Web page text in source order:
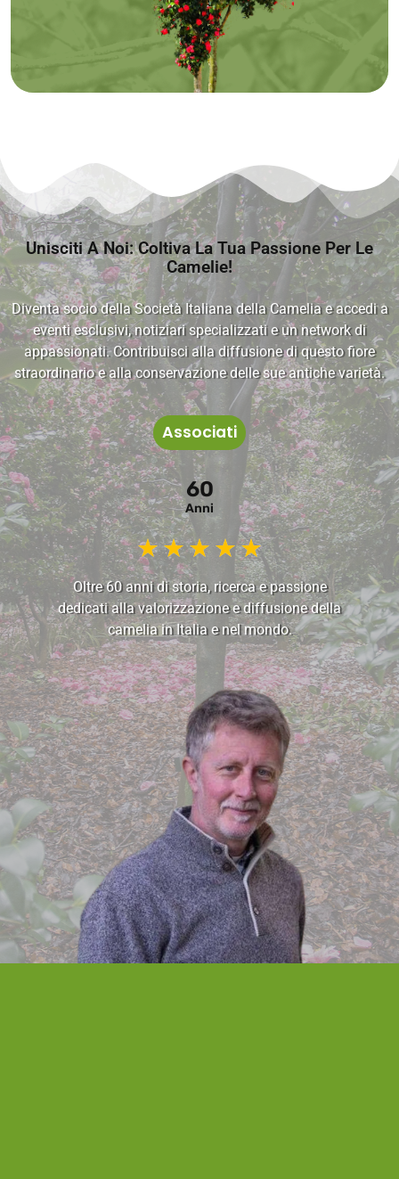
Unisciti A Noi: Coltiva La Tua Passione Per Le
Camelie!
Diventa socio della Società Italiana della Camelia e accedi a
eventi esclusivi, notiziari specializzati e un network di
appassionati. Contribuisci alla diffusione di questo fiore
straordinario e alla conservazione delle sue antiche varietà.
Associati
60
Anni
★★★ ★★
Oltre 60 anni di storia, ricerca e passione
dedicati alla valorizzazione e diffusione della
camelia in Italia e nel mondo.